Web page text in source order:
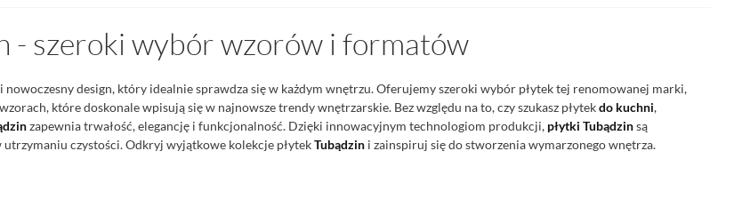
- szeroki wybór wzorów i formatów
nowoczesny design, który idealnie sprawdza się w każdym wnętrzu. Oferujemy szeroki wybór płytek tej renomowanej marki,
które doskonale wpisują się w najnowsze trendy wnętrzarskie. Bez względu na to, czy szukasz płytekdo kuchni,
zapewnia trwałość, elegancję i funkcjonalność. Dzięki innowacyjnym technologiom produkcji, płytki Tubądzinsą
utrzymaniu czystości. Odkryj wyjątkowe kolekcje płytekTubądzin i zainspiruj się do stworzenia wymarzonego wnętrza.